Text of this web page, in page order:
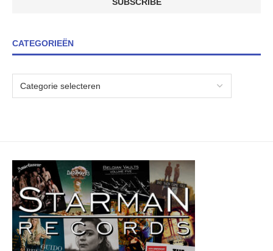
CATEGORIEËN